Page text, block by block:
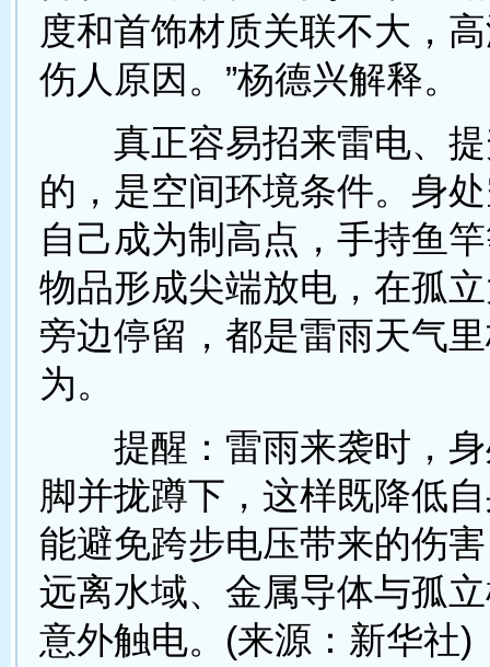
度和首饰材质关联不大，
伤人原因。”杨德兴解释。
真正容易招来雷电、提
的，是空间环境条件。身
自己成为制高点，手持鱼
物品形成尖端放电，在孤
旁边停留，都是雷雨天气
为。
提醒：雷雨来袭时，身
脚并拢蹲下，这样既降低
能避免跨步电压带来的伤
远离水域、金属导体与孤
意外触电。(来源：新华社)